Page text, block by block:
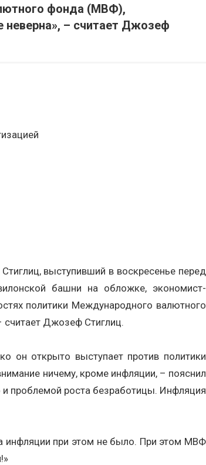
фонда (МВФ),
– считает Джозеф
выступивший в воскресенье перед
башни на обложке, экономист-
политики Международного валютного
Джозеф Стиглиц.
он открыто выступает против политики
ничему, кроме инфляции, – пояснил
проблемой роста безработицы. Инфляция
инфляции при этом не было. При этом МВФ